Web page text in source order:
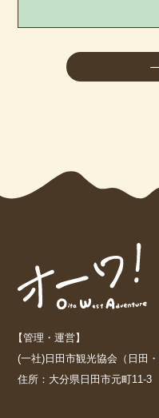
【管理・運営】
(一社)日田市観光協会（日田
住所：大分県日田市元町11-3